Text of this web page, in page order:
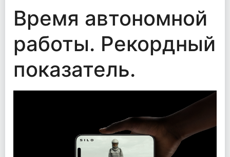
Время автономной
работы. Рекордный
показатель.